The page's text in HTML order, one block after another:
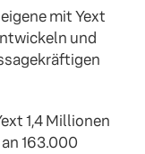
mit Yext
und
1,4 Millionen
163.000